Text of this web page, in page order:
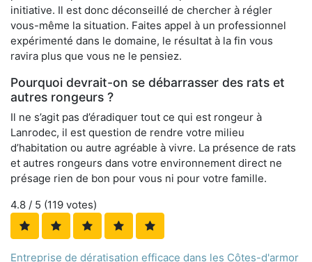
initiative. Il est donc déconseillé de chercher à régler
vous-même la situation. Faites appel à un professionnel
expérimenté dans le domaine, le résultat à la fin vous
ravira plus que vous ne le pensiez.
Pourquoi devrait-on se débarrasser des rats et
autres rongeurs ?
Il ne s’agit pas d’éradiquer tout ce qui est rongeur à
Lanrodec, il est question de rendre votre milieu
d’habitation ou autre agréable à vivre. La présence de rats
et autres rongeurs dans votre environnement direct ne
présage rien de bon pour vous ni pour votre famille.
4.8 / 5 (119 votes)
Entreprise de dératisation efficace dans les Côtes-d'armor